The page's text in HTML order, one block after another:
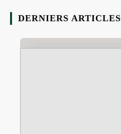
DERNIERS ARTICLES